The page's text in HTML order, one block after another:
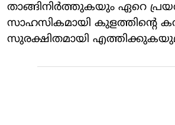
താങ്ങിനിർത്തുകയും ഏറെ
സാഹസികമായി കുളത്തിന്റെ
സുരക്ഷിതമായി